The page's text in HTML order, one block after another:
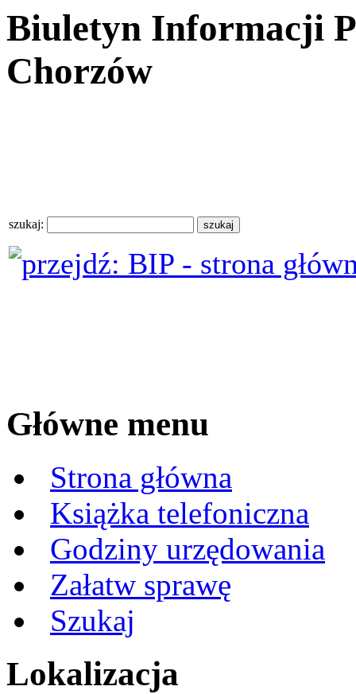
Biuletyn Informacji
Chorzów
szukaj:
Główne menu
Strona główna
Książka telefoniczna
Godziny urzędowania
Załatw sprawę
Szukaj
Lokalizacja